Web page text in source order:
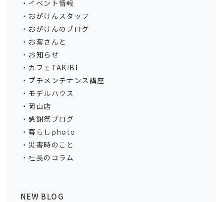
イベント情報
おがけんスタッフ
おがけんのブログ
お客さんと
お知らせ
カフェTAKIBI
プチメンテナンス講座
モデルハウス
岡山店
感謝祭ブログ
暮らしphoto
災害時のこと
社長のコラム
NEW BLOG